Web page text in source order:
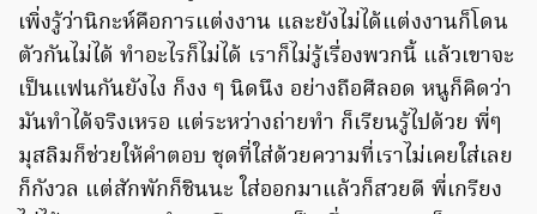
เพิ่งรู้ว่านิกะห์คือการแต่งงาน และยังไม่ได้แต่งงานก็โดน
ตัวกันไม่ได้ ทำอะไรก็ไม่ได้ เราก็ไม่รู้เรื่องพวกนี้ แล้วเขาจะ
เป็นแฟนกันยังไง ก็งง ๆ นิดนึง อย่างถือศีลอด หนูก็คิดว่า
มันทำได้จริงเหรอ แต่ระหว่างถ่ายทำ ก็เรียนรู้ไปด้วย พี่ๆ
มุสลิมก็ช่วยให้คำตอบ ชุดที่ใส่ด้วยความที่เราไม่เคยใส่เลย
ก็กังวล แต่สักพักก็ชินนะ ใส่ออกมาแล้วก็สวยดี พี่เกรียง